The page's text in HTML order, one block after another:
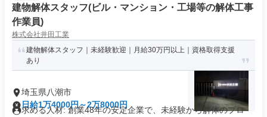
建物解体スタッフ(ビル・マンション・工場等の解体工事
作業員)
株式会社井田工業
建物解体スタッフ｜未経験歓迎｜月給30万円以上｜資格取得支援
あり
埼玉県八潮市
日給1万4000円～2万8000円
求める人材: 創業48年の安定企業で、未経験から解体のプロ